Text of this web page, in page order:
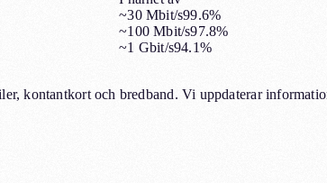
~30 Mbit/s99.6%
~100 Mbit/s97.8%
~1 Gbit/s94.1%
kontantkort och bredband. Vi uppdaterar